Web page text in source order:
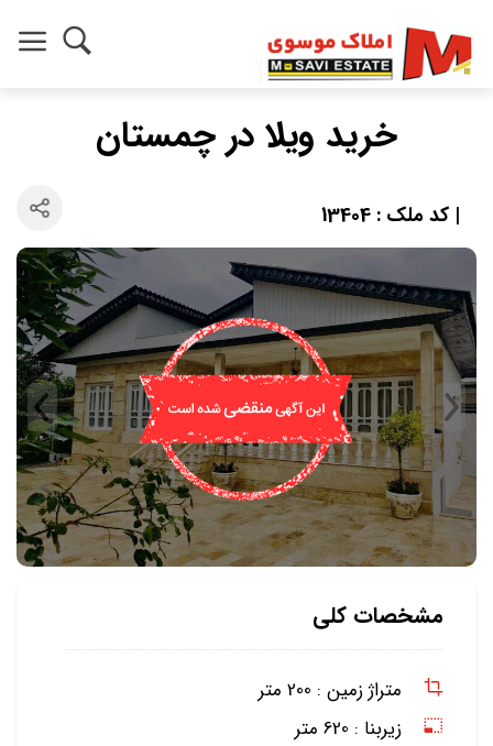
خرید ویلا در چمستان
| کد ملک : 13404
مشخصات کلی
متراژ زمین : 200 متر
زیربنا : 620 متر